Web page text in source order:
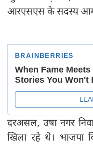
आरएसएस के सदस्‍य
दरअसल, उषा नगर
खिला रहे थे। भाजपा